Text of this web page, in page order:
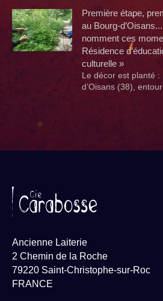
Première étape,
au Bourg-
nomment ces
Résidence
culturelle »
Le décor est planté :
d’Oisans (38),
Ancienne Laiterie
2 Chemin de la Roche
79220 Saint-Christophe-sur-Roc
FRANCE